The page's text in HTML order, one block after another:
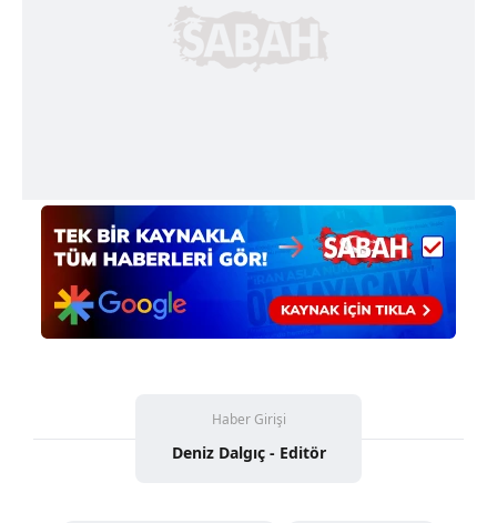
Çerezlere ilişkin tercihlerinizi aşağıda yer alan panel
vasıtasıyla belirleyebilirsiniz. Çerezlere ilişkin detaylı bilgi
ilgili mevzuata uygun olarak kullanılan çerezlerle ilgili bilgi
almak için lütfentıklayınız.
Haber Girişi
Deniz Dalgıç - Editör